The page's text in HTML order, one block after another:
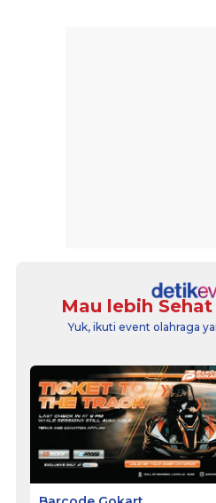
Mau lebih
Yuk, ikuti event olahraga